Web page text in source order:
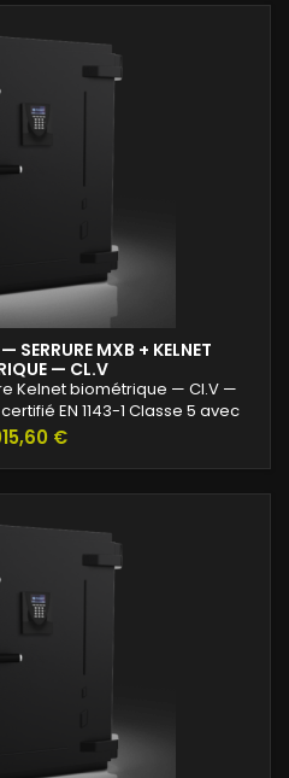
SERRURE MXB + KELNET
— CL.V
Kelnet biométrique — Cl.V —
EN 1143-1 Classe 5 avec
et valeurs assurables
€